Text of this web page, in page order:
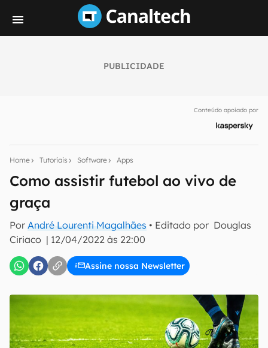
PUBLICIDADE
Conteúdo apoiado por
Home Tutoriais Software Apps
Como assistir futebol ao vivo de
graça
Por André Lourenti Magalhães • Editado por Douglas
Ciriaco | 12/04/2022 às 22:00
Assine nossa Newsletter
notícias e reviews sobre tecnologia em primeira
Confirmo que li, aceito e concordo com os